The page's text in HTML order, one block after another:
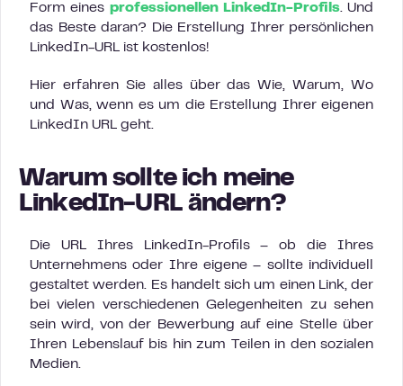
Form eines professionellen LinkedIn-Profils. Und
das Beste daran? Die Erstellung Ihrer persönlichen
LinkedIn-URL ist kostenlos!
Hier erfahren Sie alles über das Wie, Warum, Wo
und Was, wenn es um die Erstellung Ihrer eigenen
LinkedIn URL geht.
Warum sollte ich meine
LinkedIn-URL ändern?
Die URL Ihres LinkedIn-Profils – ob die Ihres
Unternehmens oder Ihre eigene – sollte individuell
gestaltet werden. Es handelt sich um einen Link, der
bei vielen verschiedenen Gelegenheiten zu sehen
sein wird, von der Bewerbung auf eine Stelle über
Ihren Lebenslauf bis hin zum Teilen in den sozialen
Medien.